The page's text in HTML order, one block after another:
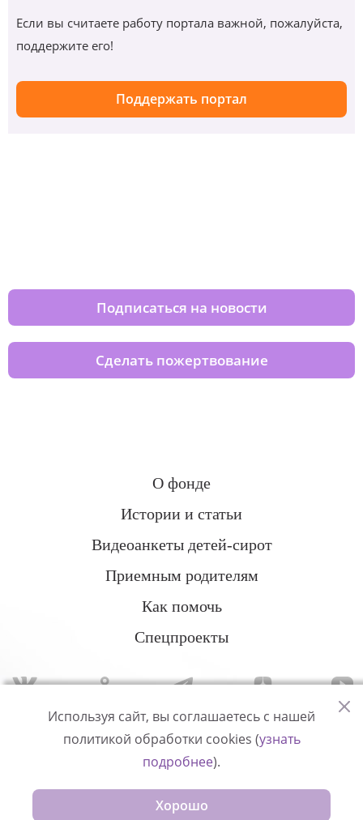
Если вы считаете работу портала важной, пожалуйста,
поддержите его!
Поддержать портал
Подписаться на новости
Сделать пожертвование
О фонде
Истории и статьи
Видеоанкеты детей-сирот
Приемным родителям
Как помочь
Спецпроекты
Политика конфиденциальности
© Измени одну жизнь
Используя сайт, вы соглашаетесь с нашей
политикой обработки cookies (узнать
подробнее).
Хорошо